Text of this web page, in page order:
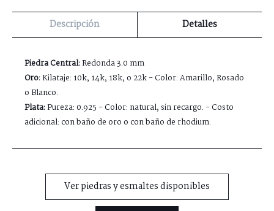
Descripción Detalles
Piedra Central:Redonda 3.0 mm
Oro:Kilataje: 10k, 14k, 18k, o 22k - Color: Amarillo, Rosado
o Blanco.
Plata:Pureza: 0.925 - Color: natural, sin recargo. - Costo
adicional: con baño de oro o con baño de rhodium.
Ver piedras y esmaltes disponibles